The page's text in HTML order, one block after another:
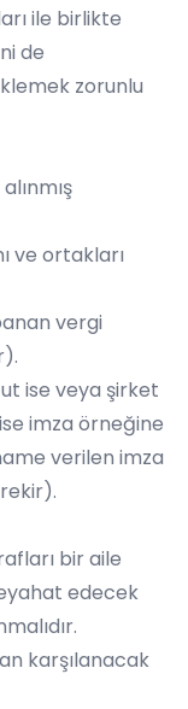
ile birlikte
de
zorunlu
ve ortakları
vergi
ise veya şirket
imza örneğine
verilen imza
bir aile
edecek
karşılanacak